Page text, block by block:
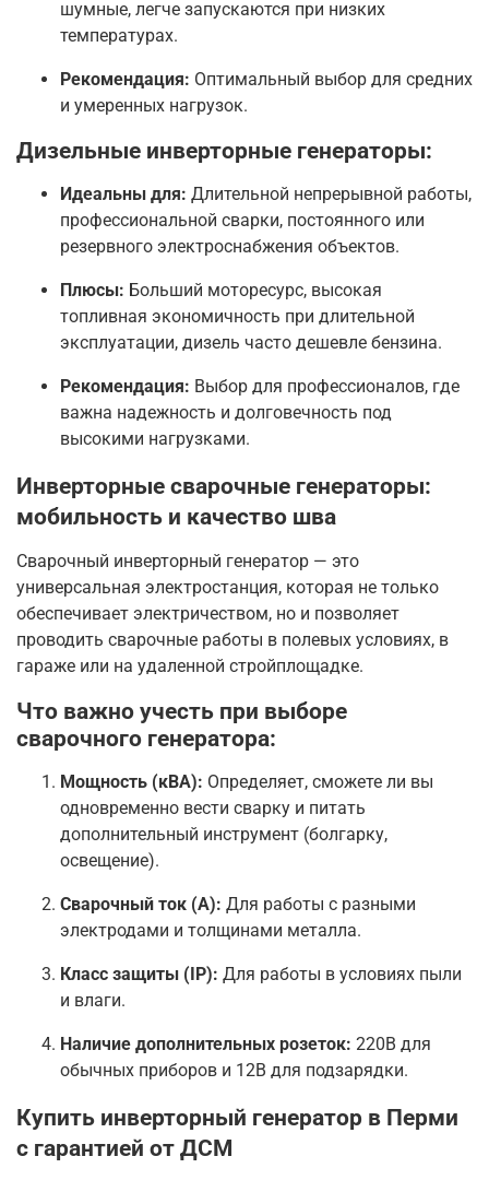
шумные, легче запускаются при низких
температурах.
Рекомендация: Оптимальный выбор для средних
и умеренных нагрузок.
Дизельные инверторные генераторы:
Идеальны для: Длительной непрерывной работы,
профессиональной сварки, постоянного или
резервного электроснабжения объектов.
Плюсы: Больший моторесурс, высокая
топливная экономичность при длительной
эксплуатации, дизель часто дешевле бензина.
Рекомендация: Выбор для профессионалов, где
важна надежность и долговечность под
высокими нагрузками.
Инверторные сварочные генераторы:
мобильность и качество шва
Сварочный инверторный генератор — это
универсальная электростанция, которая не только
обеспечивает электричеством, но и позволяет
проводить сварочные работы в полевых условиях, в
гараже или на удаленной стройплощадке.
Что важно учесть при выборе
сварочного генератора:
Мощность (кВА): Определяет, сможете ли вы
одновременно вести сварку и питать
дополнительный инструмент (болгарку,
освещение).
Сварочный ток (А): Для работы с разными
электродами и толщинами металла.
Класс защиты (IP): Для работы в условиях пыли
и влаги.
Наличие дополнительных розеток: 220В для
обычных приборов и 12В для подзарядки.
Купить инверторный генератор в Перми
с гарантией от ДСМ